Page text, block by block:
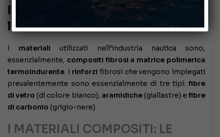
I materiali compositi per
l’industria nautica
I materiali utilizzati nell’industria nautica sono,
essenzialmente, compositi fibrosi a matrice polimerica
termoindurente. I rinforzi fibrosi che vengono impiegati
prevalentemente sono essenzialmente di tre tipi: fibre
di vetro (di colore bianco), aramidiche(giallastre) e fibre
di carbonio (grigio-nere).
I MATERIALI COMPOSITI: LE